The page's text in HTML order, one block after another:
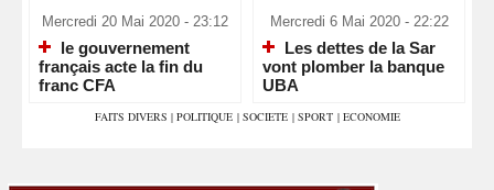
Mercredi 20 Mai 2020 - 23:12
le gouvernement
français acte la fin du
franc CFA
Mercredi 6 Mai 2020 - 22:22
Les dettes de la Sar
vont plomber la banque
UBA
FAITS DIVERS | POLITIQUE | SOCIETE | SPORT | ECONOMIE